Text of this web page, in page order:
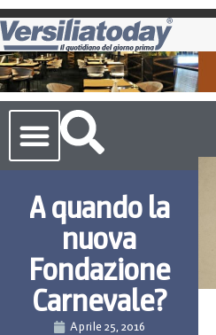
A quando la
nuova
Fondazione
Carnevale?
Aprile 25, 2016